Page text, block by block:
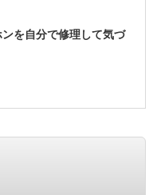
を自分で修理して気づ